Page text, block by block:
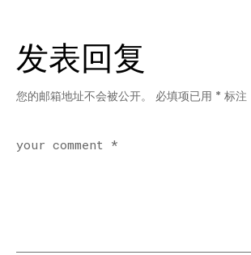
发表回复
您的邮箱地址不会被公开。 必填项已用 * 标注